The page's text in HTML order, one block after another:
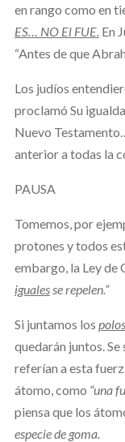
en rango como en
ES… NO El FUE. En
“Antes de que
Los judíos
proclamó Su
Nuevo
anterior a todas la
PAUSA
Tomemos, por
protones y todos
embargo, la Ley de
igualesse repelen.”
Si juntamos los
quedarán juntos. Se
referían a esta
átomo, como “una
piensa que los
especie de goma.